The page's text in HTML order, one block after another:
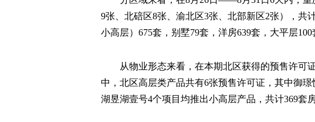
9张、北碚区8张、渝北区3张、北部新区2张），共
小高层）675套，别墅79套，洋房639套，大平层100
从物业形态来看，在本期北区获得的预售许可
中，北区高层类产品共有6张预售许可证，其中御
湖昱湖壹号4个项目均推出小高层产品，共计369套房